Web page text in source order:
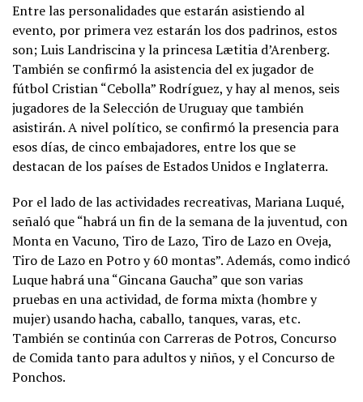
Entre las personalidades que estarán asistiendo al
evento, por primera vez estarán los dos padrinos, estos
son; Luis Landriscina y la princesa Lætitia d’Arenberg.
También se confirmó la asistencia del ex jugador de
fútbol Cristian “Cebolla” Rodríguez, y hay al menos, seis
jugadores de la Selección de Uruguay que también
asistirán. A nivel político, se confirmó la presencia para
esos días, de cinco embajadores, entre los que se
destacan de los países de Estados Unidos e Inglaterra.
Por el lado de las actividades recreativas, Mariana Luqué,
señaló que “habrá un fin de la semana de la juventud, con
Monta en Vacuno, Tiro de Lazo, Tiro de Lazo en Oveja,
Tiro de Lazo en Potro y 60 montas”. Además, como indicó
Luque habrá una “Gincana Gaucha” que son varias
pruebas en una actividad, de forma mixta (hombre y
mujer) usando hacha, caballo, tanques, varas, etc.
También se continúa con Carreras de Potros, Concurso
de Comida tanto para adultos y niños, y el Concurso de
Ponchos.